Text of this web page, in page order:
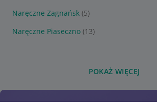
Naręczne Zagnańsk (5)
Naręczne Piaseczno (13)
POKAŻ WIĘCEJ